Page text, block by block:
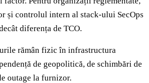
și controlul intern al stack-ului SecOps
diferența de TCO.
rămân fizic în infrastructura
de geopolitică, de schimbări de
outage la furnizor.